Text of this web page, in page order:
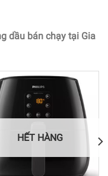
dầu bán chạy tại Gia
HẾT HÀNG